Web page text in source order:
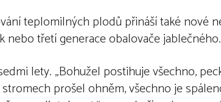
teplomilných plodů přináší také nové
nebo třetí generace obalovače jablečného.
lety. „Bohužel postihuje všechno,
prošel ohněm, všechno je